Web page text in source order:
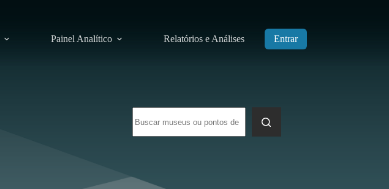
Painel Analítico Relatórios e Análises Entrar
resultados